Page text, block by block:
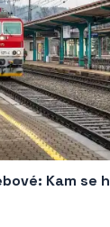
Kam se